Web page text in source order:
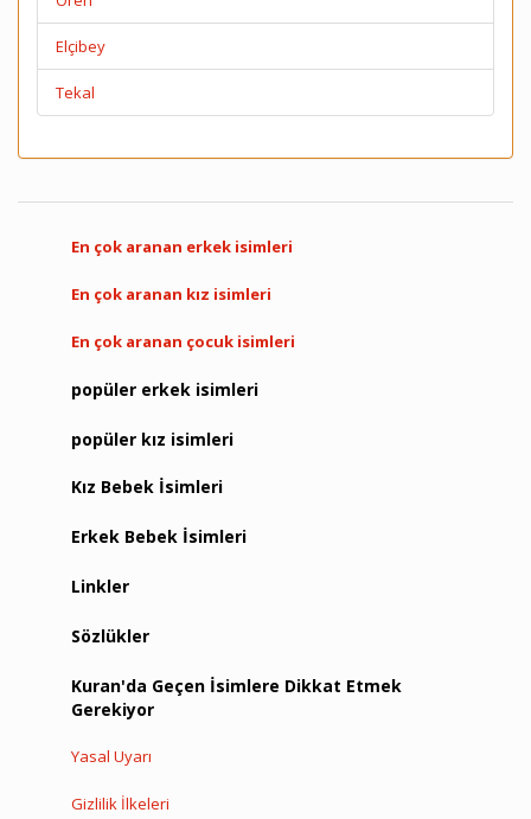
Elçibey
Tekal
En çok aranan erkek isimleri
En çok aranan kız isimleri
En çok aranan çocuk isimleri
popüler erkek isimleri
popüler kız isimleri
Kız Bebek İsimleri
Erkek Bebek İsimleri
Linkler
Sözlükler
Kuran'da Geçen İsimlere Dikkat Etmek
Gerekiyor
Yasal Uyarı
Gizlilik İlkeleri